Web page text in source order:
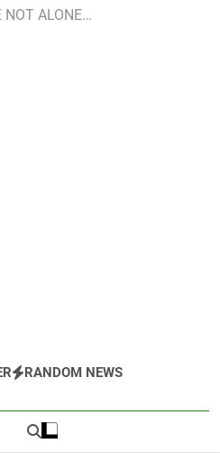
NOT ALONE…
RANDOM NEWS